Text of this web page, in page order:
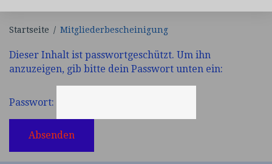
Startseite / Mitgliederbescheinigung
Mitgliederbescheinigung
Dieser Inhalt ist passwortgeschützt. Um ihn
anzuzeigen, gib bitte dein Passwort unten ein:
Passwort: